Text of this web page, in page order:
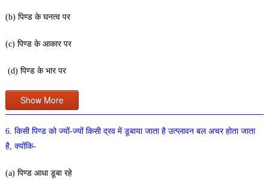
(b) पिण्ड के घनत्व पर
(c) पिण्ड के आकार पर
(d) पिण्ड के भार पर
Show More
6. किसी पिण्ड को ज्यों-ज्यों किसी द्रव में डूबाया जाता है उत्प्लावन बल अचर होता जाता
है, क्योंकि-
(a) पिण्ड आधा डूबा रहे